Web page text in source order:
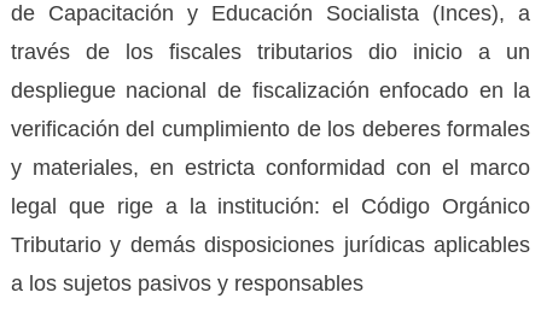
de Capacitación y Educación Socialista (Inces), a
través de los fiscales tributarios dio inicio a un
despliegue nacional de fiscalización enfocado en la
verificación del cumplimiento de los deberes formales
y materiales, en estricta conformidad con el marco
legal que rige a la institución: el Código Orgánico
Tributario y demás disposiciones jurídicas aplicables
a los sujetos pasivos y responsables